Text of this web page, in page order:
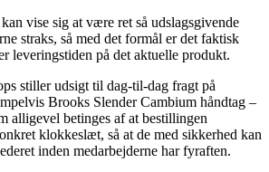
vise sig at være ret så udslagsgivende
straks, så med det formål er det faktisk
leveringstiden på det aktuelle produkt.
stiller udsigt til dag-til-dag fragt på
Brooks Slender Cambium håndtag –
alligevel betinges af at bestillingen
klokkeslæt, så at de med sikkerhed kan
inden medarbejderne har fyraften.